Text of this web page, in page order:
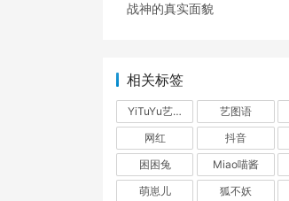
战神的真实面貌
相关标签
YiTuYu艺图语 艺图语
网红
抖音
困困兔
Miao喵酱
萌崽儿
狐不妖